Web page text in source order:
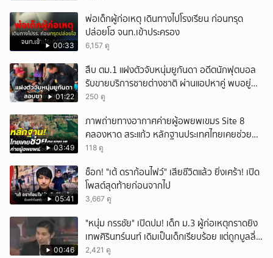
00:33
พ่อเด็กผู้ก่อเหตุ เดินทางไปโรงเรียน ก่อนทรุด
ปล่อยโฮ จนท.เข้าประครอง
6,157 ดู
01:22
สืบ ตม.1 แฝงตัวจับหนุ่มยูกันดา อดีตนักฟุตบอล
รับขายบริการชายต่างชาติ ผ่านแอปหาคู่ พบอยู่
เกินกำหนดอนุญาต
250 ดู
03:49
ภาพถ่ายทางอากาศค่ายผู้อพยพเขมร Site 8
คลองหาด สระแก้ว หลักฐานประเทศไทยเคยช่วยคน
เขมร
118 ดู
05:41
ช็อก! "เต้ ดราก้อนไฟว์" เสียชีวิตแล้ว ยิ่งเศร้า! เปิด
โพสต์สุดท้ายก่อนจากไป
3,667 ดู
00:46
"หนุ่ม กรรชัย" เปิดปม! เด็ก ม.3 ผู้ก่อเหตุกราดยิง
เทพศิรินทร์นนท์ เดิมเป็นเด็กเรียบร้อย แต่ถูกบูลลี่
หนัก คาดแรงกดดันสะสมกลายเป็นแรงแค้น จนก่อ
2,421 ดู